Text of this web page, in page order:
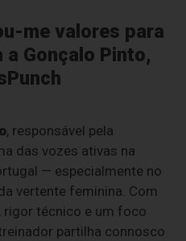
me valores para
a Gonçalo Pinto,
, responsável pela
das vozes ativas na
— especialmente no
vertente feminina. Com
rigor técnico e um foco
partilha connosco